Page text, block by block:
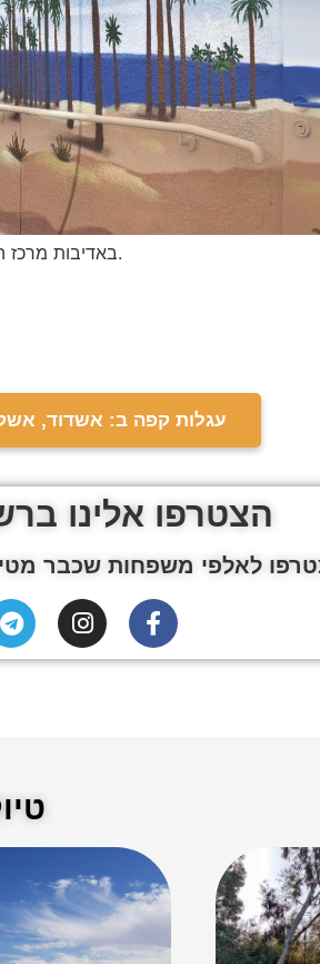
באדיבות מרכז המבקרים הגדת חבל ימית.
עגלות קפה ב: אשדוד,
הצטרפו אלינו
לאלפי משפחות שכבר